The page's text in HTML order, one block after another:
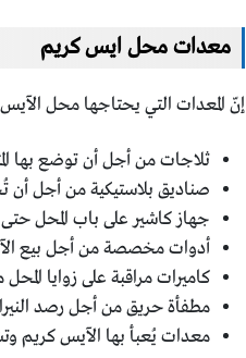
معدات محل ايس كريم
إنّ المعدات التي يحتاجها محل
ثلاجات من أجل أن توضع بها
صناديق بلاستيكية من أجل أن
جهاز كاشير على باب المحل حتى
أدوات مخصصة من أجل بيع
كاميرات مراقبة على زوايا
مطفأة حريق من أجل رصد
معدات يُعبأ بها الآيس كريم